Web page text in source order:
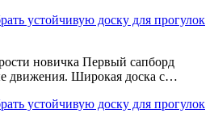
устойчивую доску для прогулок
новичка Первый сапборд
движения. Широкая доска с…
устойчивую доску для прогулок